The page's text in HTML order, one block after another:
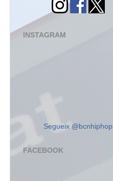
INSTAGRAM
Segueix @bcnhiphop
FACEBOOK